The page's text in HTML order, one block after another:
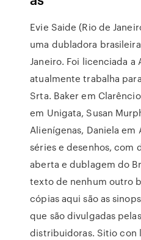
Evie Saide (Rio de
uma dubladora
Janeiro. Foi licenciada a
atualmente trabalha
Srta. Baker em
em Unigata, Susan
Alienígenas, Daniela em
séries e desenhos, com
aberta e dublagem do
texto de nenhum outro
cópias aqui são as
que são divulgadas
distribuidoras. Sitio con